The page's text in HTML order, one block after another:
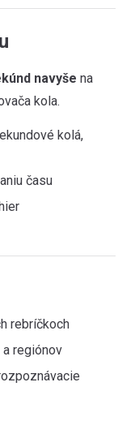
navyše na
kola.
kolá,
času
rebríčkoch
regiónov